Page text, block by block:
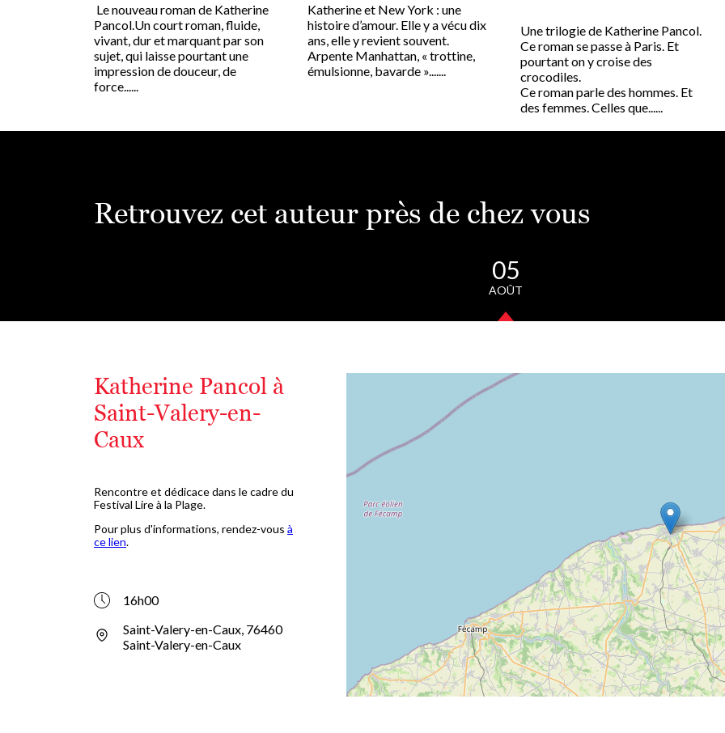
Le nouveau roman de Katherine
Pancol.Un court roman, fluide,
vivant, dur et marquant par son
sujet, qui laisse pourtant une
impression de douceur, de
force......
Katherine et New York : une
histoire d’amour. Elle y a vécu dix
ans, elle y revient souvent.
Arpente Manhattan, « trottine,
émulsionne, bavarde ».......
Une trilogie de Katherine Pancol.
Ce roman se passe à Paris. Et
pourtant on y croise des
crocodiles.
Ce roman parle des hommes. Et
des femmes. Celles que......
Retrouvez cet auteur près de chez vous
05
AOÛT
Katherine Pancol à
Saint-Valery-en-
Caux
Rencontre et dédicace dans le cadre du
Festival Lire à la Plage.
Pour plus d'informations, rendez-vous à
ce lien.
16h00
Saint-Valery-en-Caux, 76460
Saint-Valery-en-Caux